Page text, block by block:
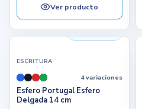
Ver producto
ESCRITURA
4 variaciones
Esfero Portugal Esfero
Delgada 14 cm